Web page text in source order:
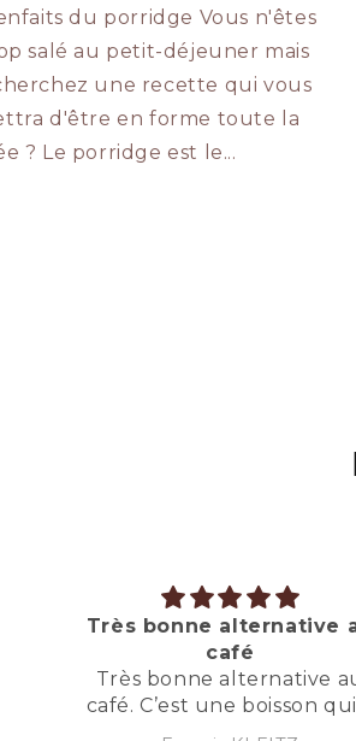
du porridge Vous n'êtes
salé au petit-déjeuner mais
une recette qui vous
d'être en forme toute la
? Le porridge est le...
Excellent
Excellent